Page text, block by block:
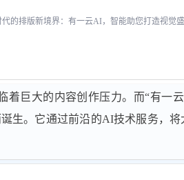
的排版新境界：有一云AI，智能助您打造视觉
着巨大的内容创作压力。而“有一
生。它通过前沿的AI技术服务，将